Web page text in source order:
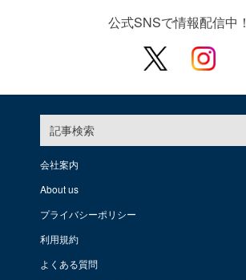
公式SNSで情報配信中！
記事検索
会社案内
About us
プライバシーポリシー
利用規約
よくある質問